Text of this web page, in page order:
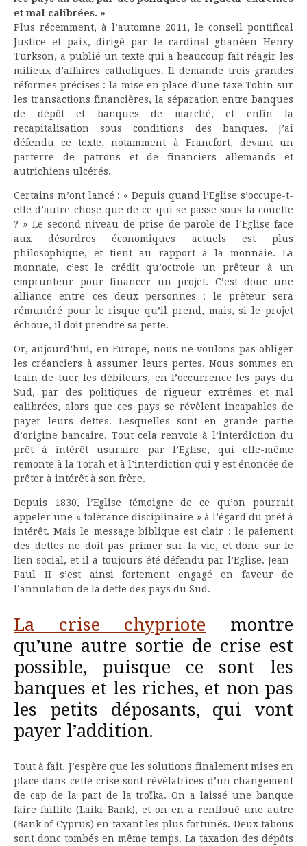
et mal calibrées. »
Plus récemment, à l’automne 2011, le conseil pontifical
Justice et paix, dirigé par le cardinal ghanéen Henry
Turkson, a publié un texte qui a beaucoup fait réagir les
milieux d’affaires catholiques. Il demande trois grandes
réformes précises : la mise en place d’une taxe Tobin sur
les transactions financières, la séparation entre banques
de dépôt et banques de marché, et enfin la
recapitalisation sous conditions des banques. J’ai
défendu ce texte, notamment à Francfort, devant un
parterre de patrons et de financiers allemands et
autrichiens ulcérés.
Certains m’ont lancé : « Depuis quand l’Eglise s’occupe-t-
elle d’autre chose que de ce qui se passe sous la couette
? » Le second niveau de prise de parole de l’Eglise face
aux désordres économiques actuels est plus
philosophique, et tient au rapport à la monnaie. La
monnaie, c’est le crédit qu’octroie un prêteur à un
emprunteur pour financer un projet. C’est donc une
alliance entre ces deux personnes : le prêteur sera
rémunéré pour le risque qu’il prend, mais, si le projet
échoue, il doit prendre sa perte.
Or, aujourd’hui, en Europe, nous ne voulons pas obliger
les créanciers à assumer leurs pertes. Nous sommes en
train de tuer les débiteurs, en l’occurrence les pays du
Sud, par des politiques de rigueur extrêmes et mal
calibrées, alors que ces pays se révèlent incapables de
payer leurs dettes. Lesquelles sont en grande partie
d’origine bancaire. Tout cela renvoie à l’interdiction du
prêt à intérêt usuraire par l’Eglise, qui elle-même
remonte à la Torah et à l’interdiction qui y est énoncée de
prêter à intérêt à son frère.
Depuis 1830, l’Eglise témoigne de ce qu’on pourrait
appeler une « tolérance disciplinaire » à l’égard du prêt à
intérêt. Mais le message biblique est clair : le paiement
des dettes ne doit pas primer sur la vie, et donc sur le
lien social, et il a toujours été défendu par l’Eglise. Jean-
Paul II s’est ainsi fortement engagé en faveur de
l’annulation de la dette des pays du Sud.
La crise chypriote montre
qu’une autre sortie de crise est
possible, puisque ce sont les
banques et les riches, et non pas
les petits déposants, qui vont
payer l’addition.
Tout à fait. J’espère que les solutions finalement mises en
place dans cette crise sont révélatrices d’un changement
de cap de la part de la troïka. On a laissé une banque
faire faillite (Laiki Bank), et on en a renfloué une autre
(Bank of Cyprus) en taxant les plus fortunés. Deux tabous
sont donc tombés en même temps. La taxation des dépôts